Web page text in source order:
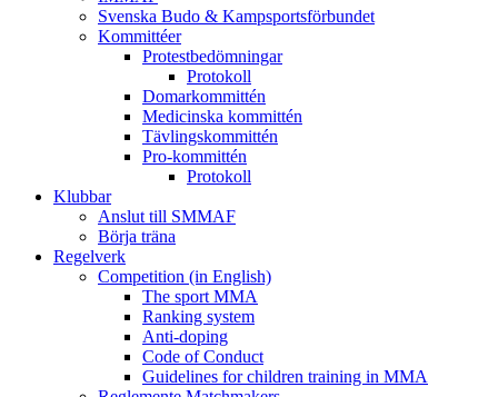
Svenska Budo & Kampsportsförbundet
Kommittéer
Protestbedömningar
Protokoll
Domarkommittén
Medicinska kommittén
Tävlingskommittén
Pro-kommittén
Protokoll
Klubbar
Anslut till SMMAF
Börja träna
Regelverk
Competition (in English)
The sport MMA
Ranking system
Anti-doping
Code of Conduct
Guidelines for children training in MMA